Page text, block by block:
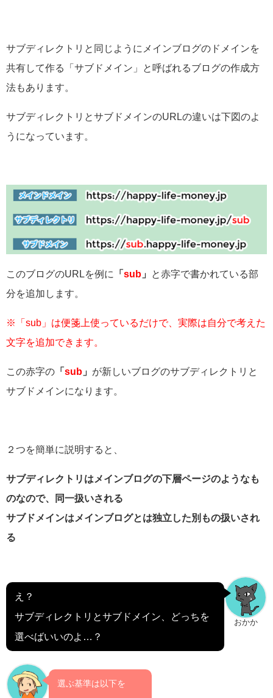
サブディレクトリと同じようにメインブログのドメインを
共有して作る「サブドメイン」と呼ばれるブログの作成方
法もあります。
サブディレクトリとサブドメインのURLの違いは下図のよ
うになっています。
このブログのURLを例に 「 sub 」
と赤字で書かれている部
分を追加します。
※「sub」は便箋上使っているだけで、実際は自分で考えた
文字を追加できます。
この赤字の 「 sub 」 が新しいブログのサブディレクトリと
サブドメインになります。
２つを簡単に説明すると、
サブディレクトリはメインブログの下層ページのようなも
のなので、同一扱いされる
サブドメインはメインブログとは独立した別もの扱いされ
る
おかか
え？
サブディレクトリとサブドメイン、 どっちを
選べばいいのよ…？
選ぶ基準は以下を